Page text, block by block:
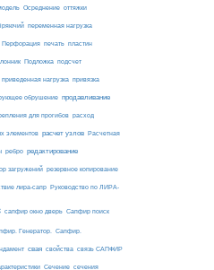
Осреднение оттяжки
переменная нагрузка
Перфорация печать пластин
Подложка подсчет
приведенная нагрузка привязка
обрушение продавливание
для прогибов расход
элементов расчет узлов Расчетная
ребро редактирование
загружений резервное копирование
лира-сапр Руководство по ЛИРА-
сапфир окно дверь Сапфир поиск
Генератор. Сапфир.
свая свойства связь САПФИР
Сечение сечения